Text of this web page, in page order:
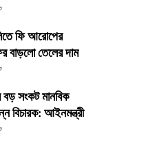
ফি আরোপের
বাড়লো তেলের দাম
বড় সংকট মানবিক
বিচারক: আইনমন্ত্রী